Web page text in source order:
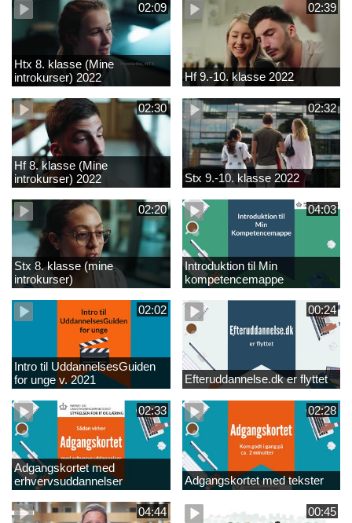
02:09
Htx 8. klasse (Mine
introkurser) 2022
02:39
Hf 9.-10. klasse 2022
02:30
Hf 8. klasse (Mine
introkurser) 2022
02:32
Stx 9.-10. klasse 2022
02:20
Stx 8. klasse (mine
introkurser)
04:03
Introduktion til Min
kompetencemappe
02:02
Intro til UddannelsesGuiden
for unge v. 2021
00:24
Efteruddannelse.dk er flyttet
02:33
Adgangskortet med
erhvervsuddannelser
02:28
Adgangskortet med tekster
04:44 00:45